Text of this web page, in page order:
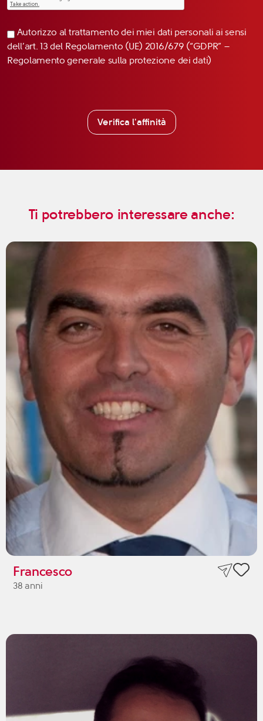
Autorizzo al trattamento dei miei dati personali ai sensi
dell’art. 13 del Regolamento (UE) 2016/679 (“GDPR” –
Regolamento generale sulla protezione dei dati)
Verifica l'affinità
Ti potrebbero interessare anche:
Francesco
38 anni